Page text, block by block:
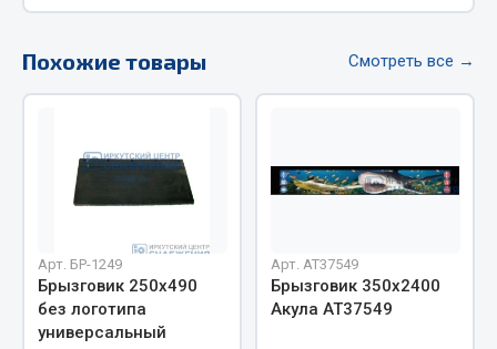
Режущий инструмент
Силовое оборудование
Столярный инструмент
Похожие товары Смотреть все →
Арт. БР-1249
Брызговик 250х490
без логотипа
универсальный
Арт. AT37549
Брызговик 350х2400
Акула АТ37549